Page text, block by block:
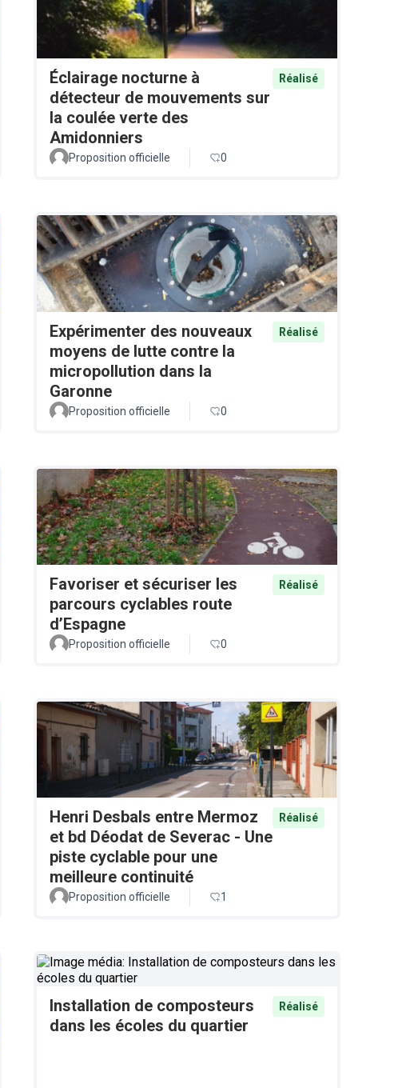
Éclairage nocturne à
détecteur de mouvements sur
la coulée verte des
Amidonniers
Réalisé
Proposition officielle 0
Expérimenter des nouveaux
moyens de lutte contre la
micropollution dans la
Garonne
Réalisé
Proposition officielle 0
Favoriser et sécuriser les
parcours cyclables route
d’Espagne
Réalisé
Proposition officielle 0
Henri Desbals entre Mermoz
et bd Déodat de Severac - Une
piste cyclable pour une
meilleure continuité
Réalisé
Proposition officielle 1
Installation de composteurs
dans les écoles du quartier
Réalisé